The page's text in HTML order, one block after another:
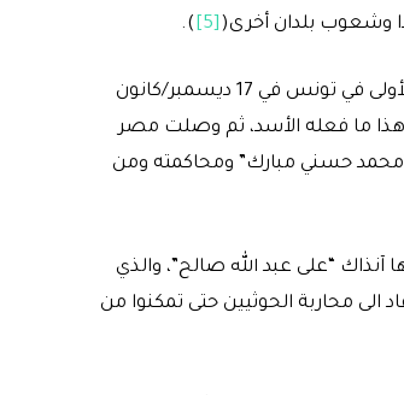
وشعوب بلدان أخرى( [5]
).
إن التفكر في ثورات الربيع لا التسليم الأعمى بها، يرشدنا إلى مقاربة انطلاق الشرارة الأولى في تونس في 17 ديسمبر/كانون
وهذا ما فعله الأسد، ثم وصلت مصر
بتنحي الرئيس المصري “محمد حسني مبارك” ومحاكمته ومن
فبراير/شباط 2011 مطالبة بتنحي رئيسها آنذاك “على عبد الله صالح”، والذي
محاربة الحوثيين حتى تمكنوا من